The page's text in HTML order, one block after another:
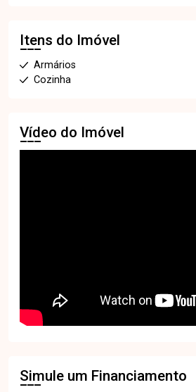
Itens do Imóvel
Armários
Cozinha
Vídeo do Imóvel
Simule um Financiamento